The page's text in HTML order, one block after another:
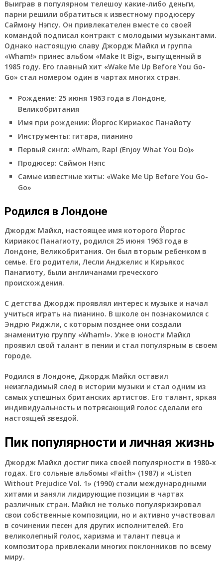
Выиграв в популярном телешоу какие-либо деньги,
парни решили обратиться к известному продюсеру
Саймону Нэпсу. Он привлекателен вместе со своей
командой подписал контракт с молодыми музыкантами.
Однако настоящую славу Джордж Майкл и группа
«Wham!» принес альбом «Make It Big», выпущенный в
1985 году. Его главный хит «Wake Me Up Before You Go-
Go» стал номером один в чартах многих стран.
Рождение: 25 июня 1963 года в Лондоне,
Великобритания
Имя при рождении: Йоргос Кириакос Панайоту
Инструменты: гитара, пианино
Первый сингл: «Wham, Rap! (Enjoy What You Do)»
Продюсер: Саймон Нэпс
Самые известные хиты: «Wake Me Up Before You Go-
Go»
Родился в Лондоне
Джордж Майкл, настоящее имя которого Йоргос
Кириакос Панагиоту, родился 25 июня 1963 года в
Лондоне, Великобритания. Он был вторым ребенком в
семье. Его родители, Лесли Анджелис и Кирьякос
Панагиоту, были англичанами греческого
происхождения.
С детства Джордж проявлял интерес к музыке и начал
учиться играть на пианино. В школе он познакомился с
Эндрю Риджли, с которым позднее они создали
знаменитую группу «Wham!». Уже в юности Майкл
проявил свой талант в пении и стал популярным в своем
городе.
Родился в Лондоне, Джордж Майкл оставил
неизгладимый след в истории музыки и стал одним из
самых успешных британских артистов. Его талант, яркая
индивидуальность и потрясающий голос сделали его
настоящей звездой.
Пик популярности и личная жизнь
Джордж Майкл достиг пика своей популярности в 1980-х
годах. Его сольные альбомы «Faith» (1987) и «Listen
Without Prejudice Vol. 1» (1990) стали международными
хитами и заняли лидирующие позиции в чартах
различных стран. Майкл не только популяризировал
свои собственные композиции, но и активно участвовал
в сочинении песен для других исполнителей. Его
великолепный голос, харизма и талант певца и
композитора привлекали многих поклонников по всему
миру.